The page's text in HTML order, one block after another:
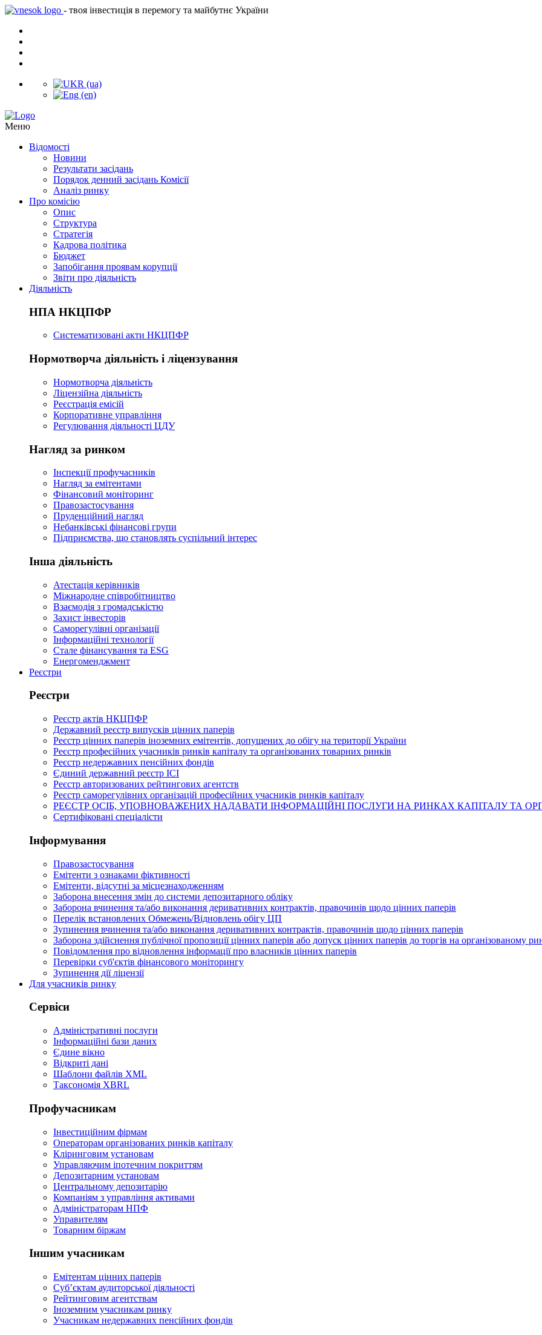
- твоя інвестиція в перемогу та майбутнє України
Меню
Відомості
Новини
Результати засідань
Порядок денний засідань Комісії
Аналіз ринку
Про комісію
Опис
Структура
Стратегія
Кадрова політика
Бюджет
Запобігання проявам корупції
Звіти про діяльність
Діяльність
НПА НКЦПФР
Систематизовані акти НКЦПФР
Нормотворча діяльність і ліцензування
Нормотворча діяльність
Ліцензійна діяльність
Реєстрація емісій
Корпоративне управління
Регулювання діяльності ЦДУ
Нагляд за ринком
Інспекції профучасників
Нагляд за емітентами
Фінансовий моніторинг
Правозастосування
Пруденційний нагляд
Небанківські фінансові групи
Підприємства, що становлять суспільний інтерес
Інша діяльність
Атестація керівників
Міжнародне співробітництво
Взаємодія з громадськістю
Захист інвесторів
Саморегулівні організації
Інформаційні технології
Стале фінансування та ESG
Енергоменджмент
Реєстри
Реєстри
Реєстр актів НКЦПФР
Державний реєстр випусків цінних паперів
Реєстр цінних паперів іноземних емітентів, допущених до обігу на території України
Реєстр професійних учасників ринків капіталу та організованих товарних ринків
Реєстр недержавних пенсійних фондів
Єдиний державний реєстр ІСІ
Реєстр авторизованих рейтингових агентств
Реєстр саморегулівних організацій професійних учасників ринків капіталу
РЕЄСТР ОСІБ, УПОВНОВАЖЕНИХ НАДАВАТИ ІНФОРМАЦІЙНІ ПОСЛУГИ НА РИНКАХ КАПІТАЛУ ТА
Сертифіковані спеціалісти
Інформування
Правозастосування
Емітенти з ознаками фіктивності
Eмітенти, відсутні за місцезнаходженням
Заборона внесення змін до системи депозитарного обліку
Заборона вчинення та/або виконання деривативних контрактів, правочинів щодо цінних паперів
Перелік встановлених Обмежень/Відновлень обігу ЦП
Зупинення вчинення та/або виконання деривативних контрактів, правочинів щодо цінних паперів
Заборона здійснення публічної пропозиції цінних паперів або допуск цінних паперів до торгів на організованому
Повідомлення про відновлення інформації про власників цінних паперів
Перевірки суб'єктів фінансового моніторингу
Зупинення дії ліцензії
Для учасників ринку
Сервіси
Адміністративні послуги
Інформаційні бази даних
Єдине вікно
Відкриті дані
Шаблони файлів XML
Таксономія XBRL
Профучасникам
Інвестиційним фірмам
Операторам організованих ринків капіталу
Кліринговим установам
Управляючим іпотечним покриттям
Депозитарним установам
Центральному депозитарію
Компаніям з управління активами
Адміністраторам НПФ
Управителям
Товарним біржам
Іншим учасникам
Емітентам цінних паперів
Суб’єктам аудиторської діяльності
Рейтинговим агентствам
Іноземним учасникам ринку
Учасникам недержавних пенсійних фондів